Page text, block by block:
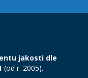
jakosti dle
(od r. 2005).